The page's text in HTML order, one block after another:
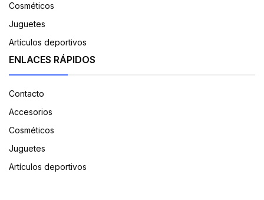
Cosméticos
Juguetes
Artículos deportivos
ENLACES RÁPIDOS
Contacto
Accesorios
Cosméticos
Juguetes
Artículos deportivos